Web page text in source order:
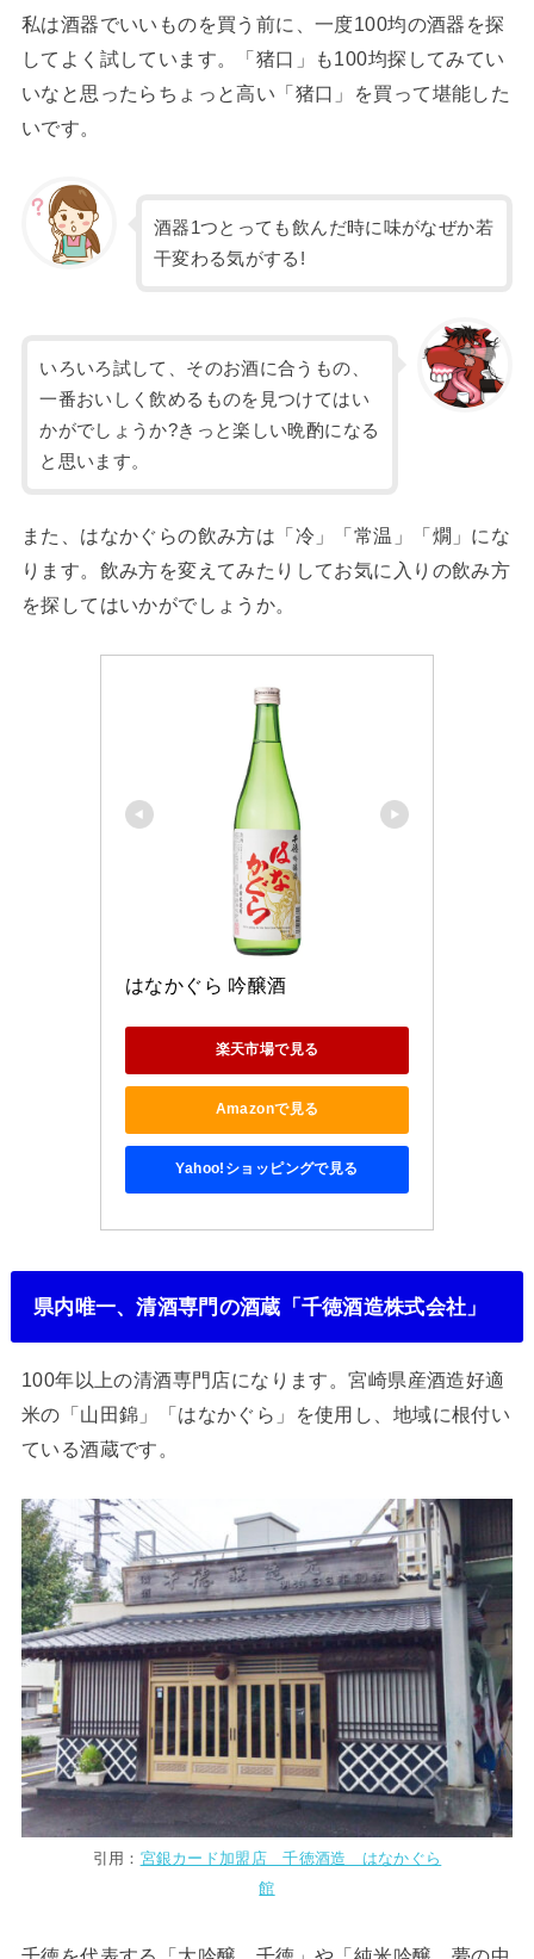
私は酒器でいいものを買う前に、一度100均の酒器を探
してよく試しています。「猪口」も100均探してみてい
いなと思ったらちょっと高い「猪口」を買って堪能した
いです。
酒器1つとっても飲んだ時に味がなぜか若
干変わる気がする!
いろいろ試して、そのお酒に合うもの、
一番おいしく飲めるものを見つけてはい
かがでしょうか?きっと楽しい晩酌になる
と思います。
また、はなかぐらの飲み方は「冷」「常温」「燗」にな
ります。飲み方を変えてみたりしてお気に入りの飲み方
を探してはいかがでしょうか。
はなかぐら 吟醸酒
楽天市場で見る
Amazonで見る
Yahoo!ショッピングで見る
県内唯一、清酒専門の酒蔵「千徳酒造株式会社」
100年以上の清酒専門店になります。宮崎県産酒造好適
米の「山田錦」「はなかぐら」を使用し、地域に根付い
ている酒蔵です。
引用： 宮銀カード加盟店 千徳酒造 はなかぐら
館